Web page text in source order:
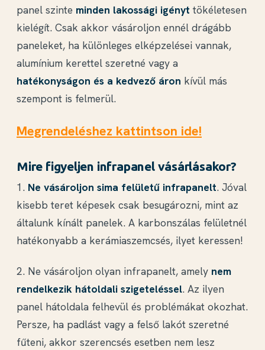
panel szinte minden lakossági igényt tökéletesen
kielégít. Csak akkor vásároljon ennél drágább
paneleket, ha különleges elképzelései vannak,
alumínium kerettel szeretné vagy a
hatékonyságon és a kedvező áron kívül más
szempont is felmerül.
Megrendeléshez kattintson ide!
Mire figyeljen infrapanel vásárlásakor?
1. Ne vásároljon sima felületű infrapanelt. Jóval
kisebb teret képesek csak besugározni, mint az
általunk kínált panelek. A karbonszálas felületnél
hatékonyabb a kerámiaszemcsés, ilyet keressen!
2. Ne vásároljon olyan infrapanelt, amely nem
rendelkezik hátoldali szigeteléssel. Az ilyen
panel hátoldala felhevül és problémákat okozhat.
Persze, ha padlást vagy a felső lakót szeretné
fűteni, akkor szerencsés esetben nem lesz